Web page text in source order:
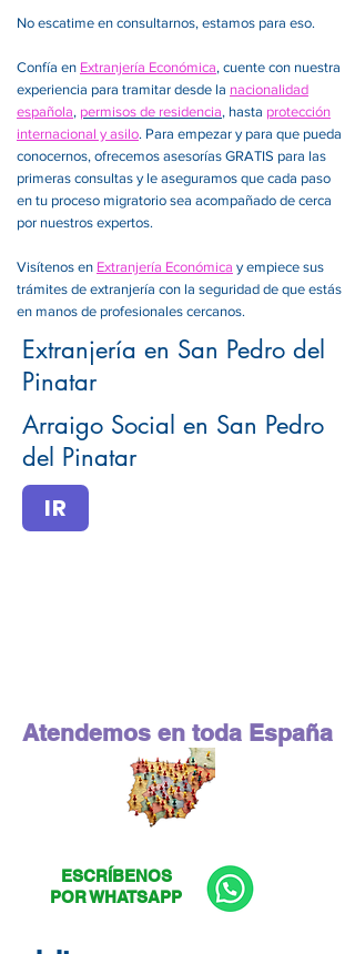
No escatime en consultarnos, estamos para eso.
Confía en Extranjería Económica, cuente con nuestra
experiencia para tramitar desde la nacionalidad
española, permisos de residencia, hasta protección
internacional y asilo. Para empezar y para que pueda
conocernos, ofrecemos asesorías GRATIS para las
primeras consultas y le aseguramos que cada paso
en tu proceso migratorio sea acompañado de cerca
por nuestros expertos.
Visítenos en Extranjería Económica y empiece sus
trámites de extranjería con la seguridad de que estás
en manos de profesionales cercanos.
Extranjería en San Pedro del
Pinatar
Arraigo Social en San Pedro
del Pinatar
IR
Atendemos en toda España
ESCRÍBENOS
POR WHATSAPP